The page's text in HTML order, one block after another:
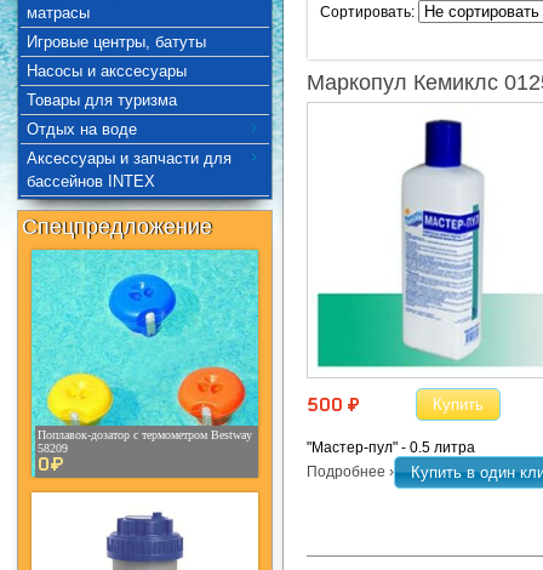
матрасы
Игровые центры, батуты
Насосы и акссесуары
Товары для туризма
Отдых на воде
Аксессуары и запчасти для
бассейнов INTEX
Спецпредложение
Поплавок-дозатор с термометром Bestway
58209
0¤
Сортировать:
Маркопул Кемиклс
500 ¤ Купить
"Мастер-пул" - 0.5 литра
Подробнее ›
Купить в один